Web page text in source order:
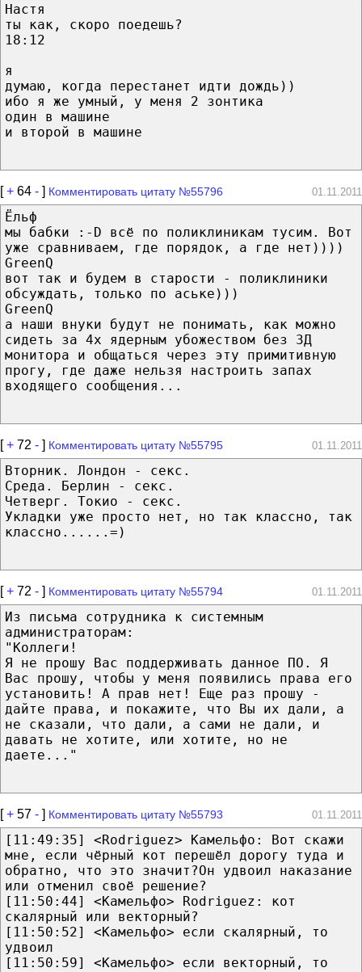
Настя
ты как, скоро поедешь?
18:12
я
думаю, когда перестанет идти дождь))
ибо я же умный, у меня 2 зонтика
один в машине
и второй в машине
[+ 64 - ] Комментировать цитату №55796 01.11.2011
Ёльф
мы бабки :-D всё по поликлиникам тусим. Вот
уже сравниваем, где порядок, а где нет))))
GreenQ
вот так и будем в старости - поликлиники
обсуждать, только по аське)))
GreenQ
а наши внуки будут не понимать, как можно
сидеть за 4х ядерным убожеством без 3Д
монитора и общаться через эту примитивную
прогу, где даже нельзя настроить запах
входящего сообщения...
[+ 72 - ] Комментировать цитату №55795 01.11.2011
Вторник. Лондон - секс.
Среда. Берлин - секс.
Четверг. Токио - секс.
Укладки уже просто нет, но так классно, так
классно......=)
[+ 72 - ] Комментировать цитату №55794 01.11.2011
Из письма сотрудника к системным
администраторам:
"Коллеги!
Я не прошу Вас поддерживать данное ПО. Я
Вас прошу, чтобы у меня появились права его
установить! А прав нет! Еще раз прошу -
дайте права, и покажите, что Вы их дали, а
не сказали, что дали, а сами не дали, и
давать не хотите, или хотите, но не
даете..."
[+ 57 - ] Комментировать цитату №55793 01.11.2011
[11:49:35] <Rоdriguez> Камельфо: Вот скажи
мне, если чёрный кот перешёл дорогу туда и
обратно, что это значит?Он удвоил наказание
или отменил своё решение?
[11:50:44] <Камельфо> Rоdriguez: кот
скалярный или векторный?
[11:50:52] <Камельфо> если скалярный, то
удвоил
[11:50:59] <Камельфо> если векторный, то